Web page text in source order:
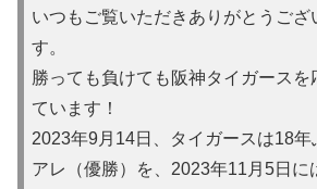
いつもご覧いただきありがとうござ
す。
勝っても負けても阪神タイガースを
ています！
2023年9月14日、タイガースは18年
アレ（優勝）を、2023年11月5日に